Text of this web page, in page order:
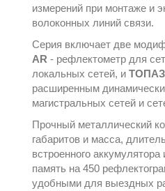
измерений при монтаже и
волоконных линий связи.
Серия включает две
AR - рефлектометр для
локальных сетей, и
расширенным
магистральных сетей и
Прочный металлический
габаритов и масса,
встроенного аккумулятора
память на 450
удобными для выездных